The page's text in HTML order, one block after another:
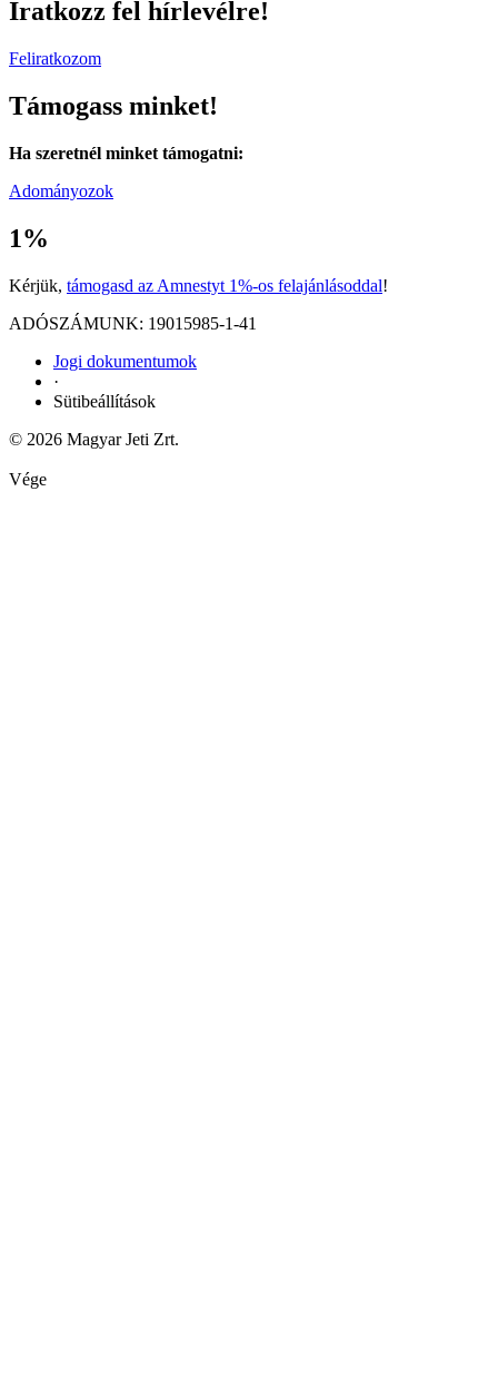
Iratkozz fel hírlevélre!
Feliratkozom
Támogass minket!
Ha szeretnél minket támogatni:
Adományozok
1%
Kérjük, támogasd az Amnestyt 1%-os felajánlásoddal!
ADÓSZÁMUNK: 19015985-1-41
Jogi dokumentumok
·
Sütibeállítások
© 2026 Magyar Jeti Zrt.
Vége